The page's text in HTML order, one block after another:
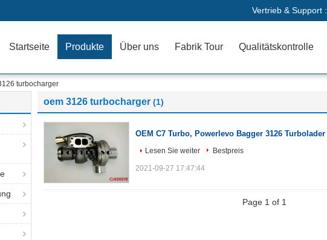
Vertrieb & Support :
Startseite Produkte Über uns Fabrik Tour Qualitätskontrolle
turbocharger
oem 3126 turbocharger (1)
OEM C7 Turbo, Powerlevo Bagger 3126 Turbolader
Lesen Sie weiter Bestpreis
2021-09-27 17:47:44
Page 1 of 1